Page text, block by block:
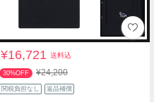
¥16,721送料込
30%OFF ¥24,200
関税負担なし 返品補償